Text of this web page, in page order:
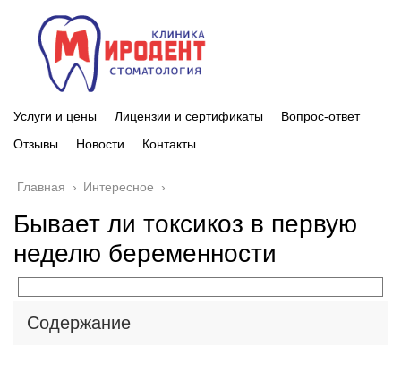
Услуги и цены Лицензии и сертификаты
Вопрос-ответ
Отзывы
Новости Контакты
Главная › Интересное ›
Бывает ли токсикоз в первую
неделю беременности
Содержание